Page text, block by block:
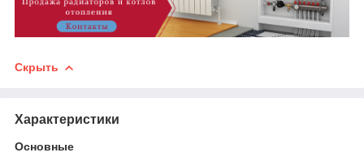
Скрыть
Характеристики
Основные